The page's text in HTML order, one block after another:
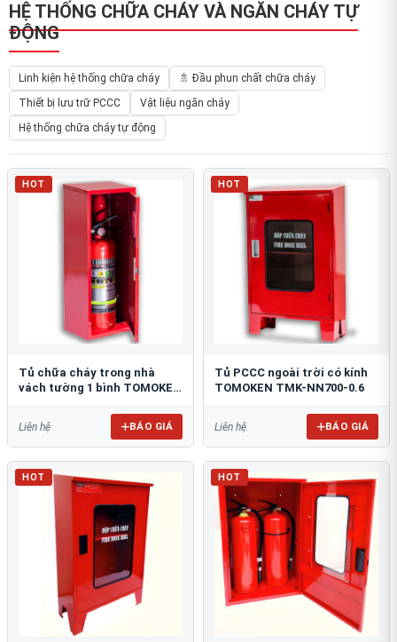
HỆ THỐNG CHỮA CHÁY VÀ NGĂN CHÁY TỰ
ĐỘNG
Linh kiện hệ thống chữa cháy
🚿 Đầu phun chất chữa cháy
Thiết bị lưu trữ PCCC
Vật liệu ngăn cháy
Hệ thống chữa cháy tự động
HOT
Tủ chữa cháy trong nhà
vách tường 1 bình TOMOKEN
Liên hệ BÁO GIÁ
HOT
Tủ PCCC ngoài trời có kính
TOMOKEN TMK-NN700-0.6
Liên hệ BÁO GIÁ
HOT HOT